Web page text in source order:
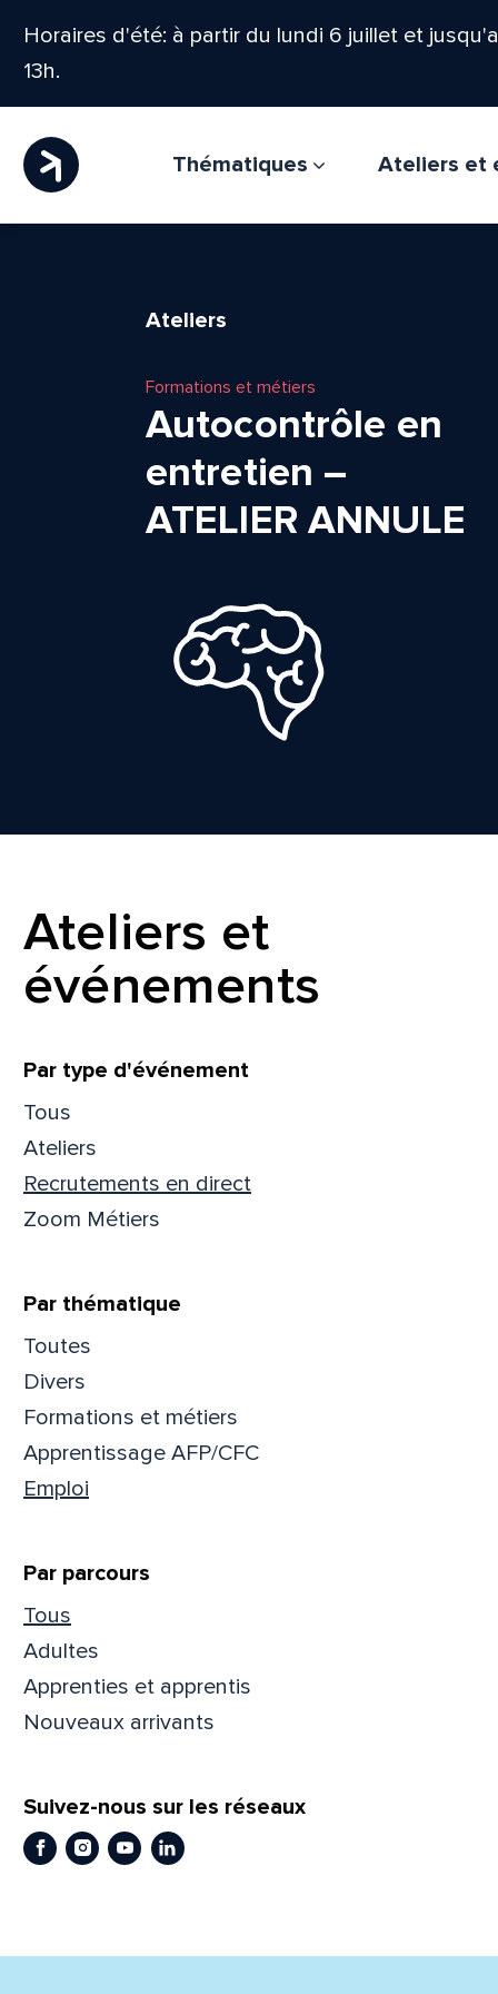
Horaires d'été: à partir du lundi 6 juillet et
13h.
Thématiques Ateliers et
Ateliers
Formations et métiers
Autocontrôle en
entretien –
ATELIER ANNULE
Ateliers et
événements
Filtrer
Par type d'événement
Tous
Ateliers
Recrutements en direct
Zoom Métiers
Par thématique
Toutes
Divers
Formations et métiers
Apprentissage AFP/CFC
Emploi
Par parcours
Tous
Adultes
Apprenties et apprentis
Nouveaux arrivants
Suivez-nous sur les réseaux
Facebook
Instagram
YoutubeLinkedIn